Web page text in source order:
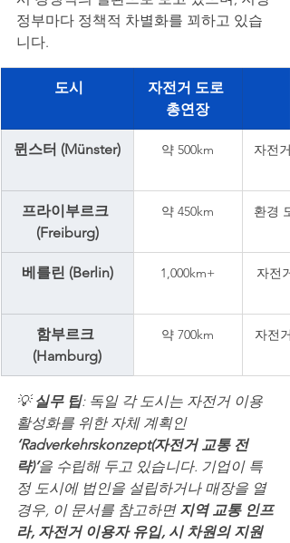
정부마다 정책적 차별화를 꾀하고 있습
니다.
도시
자전거 도로
총연장
뮌스터 (Münster) 약 500km 자전
프라이부르크
(Freiburg)
약 450km 환경
베를린 (Berlin) 1,000km+ 자전
함부르크
(Hamburg)
약 700km 자전
💡 실무 팁: 독일 각 도시는 자전거 이용
활성화를 위한 자체 계획인
‘Radverkehrskonzept(자전거 교통 전
략)’을 수립해 두고 있습니다. 기업이 특
정 도시에 법인을 설립하거나 매장을 열
경우, 이 문서를 참고하면 지역 교통 인프
라, 자전거 이용자 유입, 시 차원의 지원